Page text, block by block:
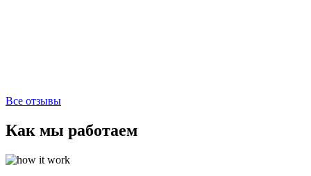
Все отзывы
Как мы работаем